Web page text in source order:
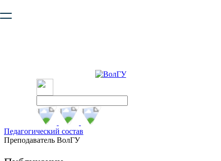
безопасную работу с сайтом. Пожалуйста
Педагогический состав
Преподаватель ВолГУ